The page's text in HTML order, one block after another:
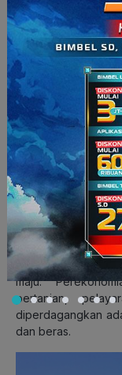
Salah satu
Kitab
Setelah
Panjalu pindah
Kerajaan Panjalu
Kediri.
Raja Jayabaya
Kemakmuran
maju.
pertanian,
diperdagangkan
dan beras.